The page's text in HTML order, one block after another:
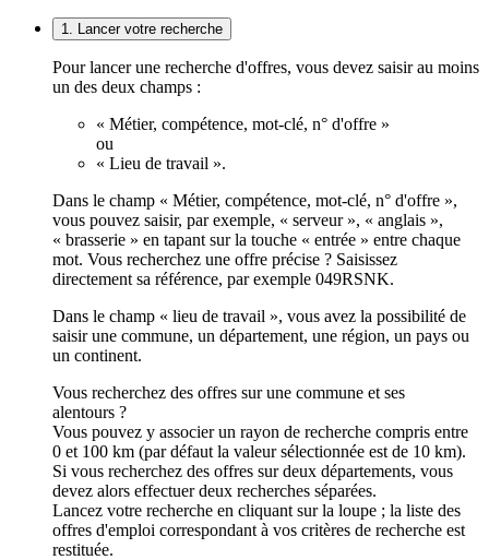
1. Lancer votre recherche
Pour lancer une recherche d'offres, vous devez saisir au moins
un des deux champs :
« Métier, compétence, mot-clé, n° d'offre »
ou
« Lieu de travail ».
Dans le champ « Métier, compétence, mot-clé, n° d'offre »,
vous pouvez saisir, par exemple, « serveur », « anglais »,
« brasserie » en tapant sur la touche « entrée » entre chaque
mot. Vous recherchez une offre précise ? Saisissez
directement sa référence, par exemple 049RSNK.
Dans le champ « lieu de travail », vous avez la possibilité de
saisir une commune, un département, une région, un pays ou
un continent.
Vous recherchez des offres sur une commune et ses
alentours ?
Vous pouvez y associer un rayon de recherche compris entre
0 et 100 km (par défaut la valeur sélectionnée est de 10 km).
Si vous recherchez des offres sur deux départements, vous
devez alors effectuer deux recherches séparées.
Lancez votre recherche en cliquant sur la loupe ; la liste des
offres d'emploi correspondant à vos critères de recherche est
restituée.